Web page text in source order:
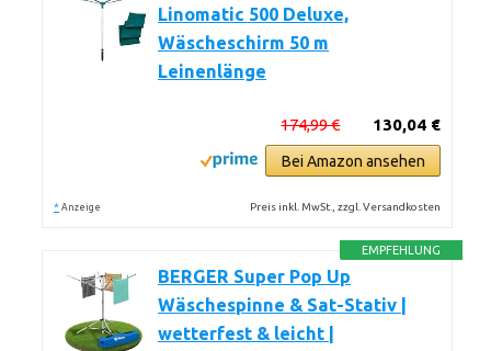
Linomatic 500 Deluxe,
Wäscheschirm 50 m
Leinenlänge
130,04 €
174,99 €
Bei Amazon ansehen
* Anzeige Preis inkl. MwSt., zzgl. Versandkosten
EMPFEHLUNG
BERGER Super Pop Up
Wäschespinne & Sat-Stativ |
wetterfest & leicht |